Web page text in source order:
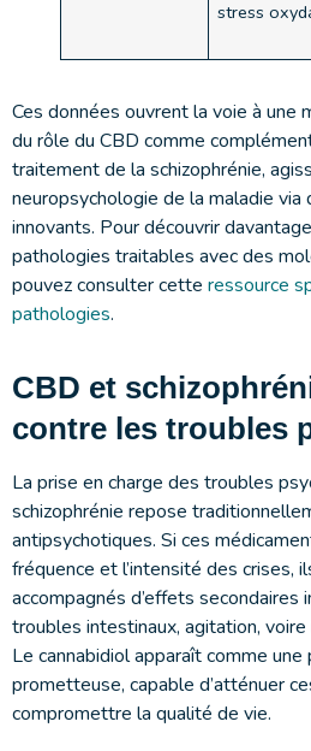
stress
Ces données ouvrent la voie à une
du rôle du CBD comme
traitement de la schizophrénie,
neuropsychologie de la maladie via
innovants. Pour découvrir
pathologies traitables avec des
pouvez consulter cette ressource
pathologies.
CBD et
contre les troubles
La prise en charge des troubles
schizophrénie repose
antipsychotiques. Si ces
fréquence et l’intensité des crises,
accompagnés d’effets
troubles intestinaux, agitation,
Le cannabidiol apparaît comme
prometteuse, capable d’atténuer
compromettre la qualité de vie.